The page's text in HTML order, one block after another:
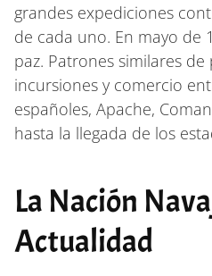
grandes expediciones
de cada uno. En mayo de
paz. Patrones similares de
incursiones y comercio
españoles, Apache,
hasta la llegada de los
La Nación
Actualidad